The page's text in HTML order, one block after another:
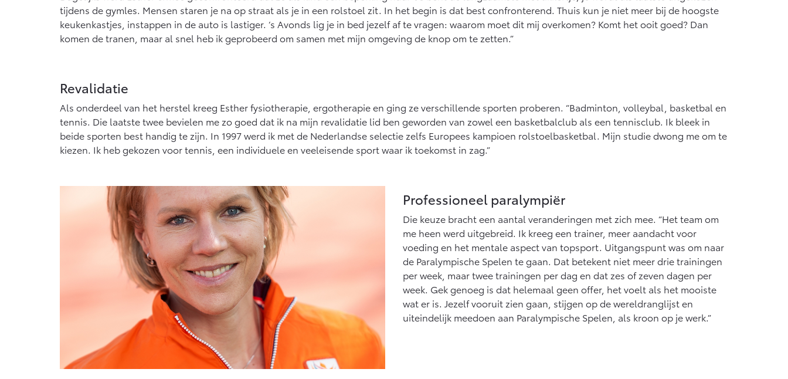
tijdens de gymles. Mensen staren je na op straat als je in een rolstoel zit. In het begin is dat best confronterend. Thuis kun je niet meer bij de hoogste
keukenkastjes, instappen in de auto is lastiger. ‘s Avonds lig je in bed jezelf af te vragen: waarom moet dit mij overkomen? Komt het ooit goed? Dan
komen de tranen, maar al snel heb ik geprobeerd om samen met mijn omgeving de knop om te zetten.”
Revalidatie
Als onderdeel van het herstel kreeg Esther fysiotherapie, ergotherapie en ging ze verschillende sporten proberen. “Badminton, volleybal, basketbal en
tennis. Die laatste twee bevielen me zo goed dat ik na mijn revalidatie lid ben geworden van zowel een basketbalclub als een tennisclub. Ik bleek in
beide sporten best handig te zijn. In 1997 werd ik met de Nederlandse selectie zelfs Europees kampioen rolstoelbasketbal. Mijn studie dwong me om te
kiezen. Ik heb gekozen voor tennis, een individuele en veeleisende sport waar ik toekomst in zag.”
Professioneel paralympiër
Die keuze bracht een aantal veranderingen met zich mee. “Het team om
me heen werd uitgebreid. Ik kreeg een trainer, meer aandacht voor
voeding en het mentale aspect van topsport. Uitgangspunt was om naar
de Paralympische Spelen te gaan. Dat betekent niet meer drie trainingen
per week, maar twee trainingen per dag en dat zes of zeven dagen per
week. Gek genoeg is dat helemaal geen offer, het voelt als het mooiste
wat er is. Jezelf vooruit zien gaan, stijgen op de wereldranglijst en
uiteindelijk meedoen aan Paralympische Spelen, als kroon op je werk.”